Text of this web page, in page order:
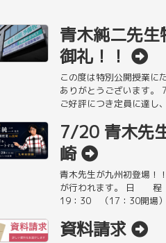
青木純二先
御礼！！
この度は特別公開授業に
ありがとうございます
ご好評につき定員に達し
7/20 青木先
崎
青木先生が九州初登場！
が行われます。 日 程
19：30 （17：30開場
資料請求